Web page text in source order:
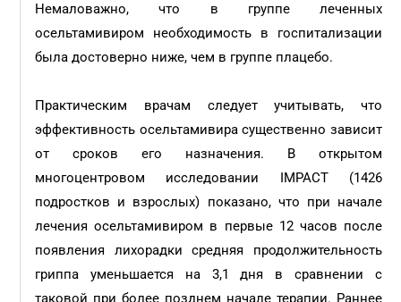
Немаловажно, что в группе леченных
осельтамивиром необходимость в госпитализации
была достоверно ниже, чем в группе плацебо.
Практическим врачам следует учитывать, что
эффективность осельтамивира существенно зависит
от сроков его назначения. В открытом
многоцентровом исследовании IMPACT (1426
подростков и взрослых) показано, что при начале
лечения осельтамивиром в первые 12 часов после
появления лихорадки средняя продолжительность
гриппа уменьшается на 3,1 дня в сравнении с
таковой при более позднем начале терапии. Раннее